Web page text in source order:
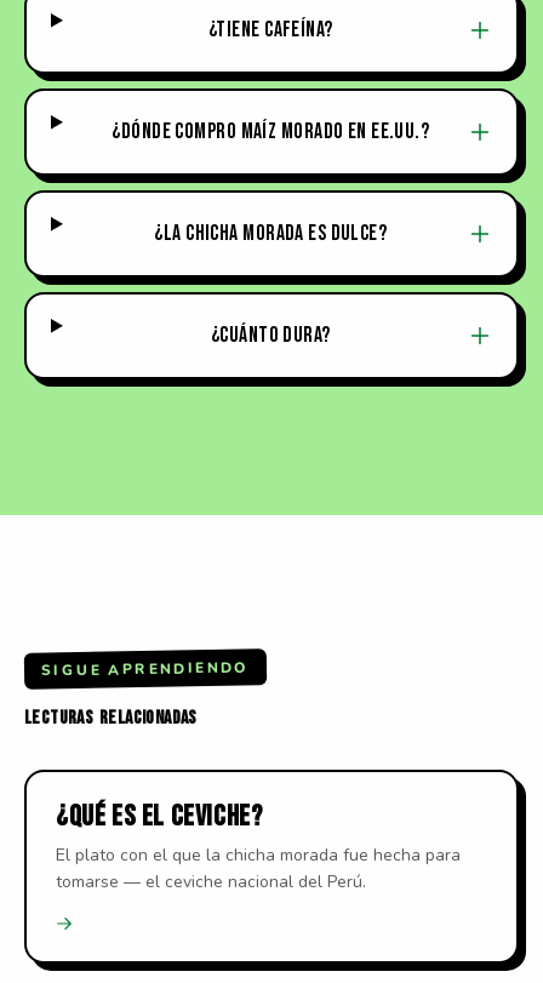
¿TIENE CAFEÍNA?
¿DÓNDE COMPRO MAÍZ MORADO EN EE.UU.?
¿LA CHICHA MORADA ES DULCE?
¿CUÁNTO DURA?
SIGUE APRENDIENDO
LECTURAS RELACIONADAS
¿QUÉ ES EL CEVICHE?
El plato con el que la chicha morada fue hecha para
tomarse — el ceviche nacional del Perú.